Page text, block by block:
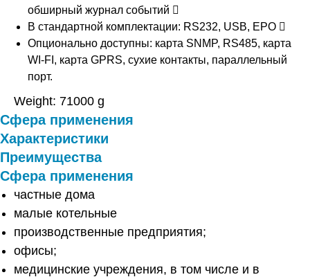
обширный журнал событий 
В стандартной комплектации: RS232, USB, EPO 
Опционально доступны: карта SNMP, RS485, карта
WI-FI, карта GPRS, сухие контакты, параллельный
порт.
Weight: 71000 g
Сфера применения
Характеристики
Преимущества
Сфера применения
частные дома
малые котельные
производственные предприятия;
офисы;
медицинские учреждения, в том числе и в